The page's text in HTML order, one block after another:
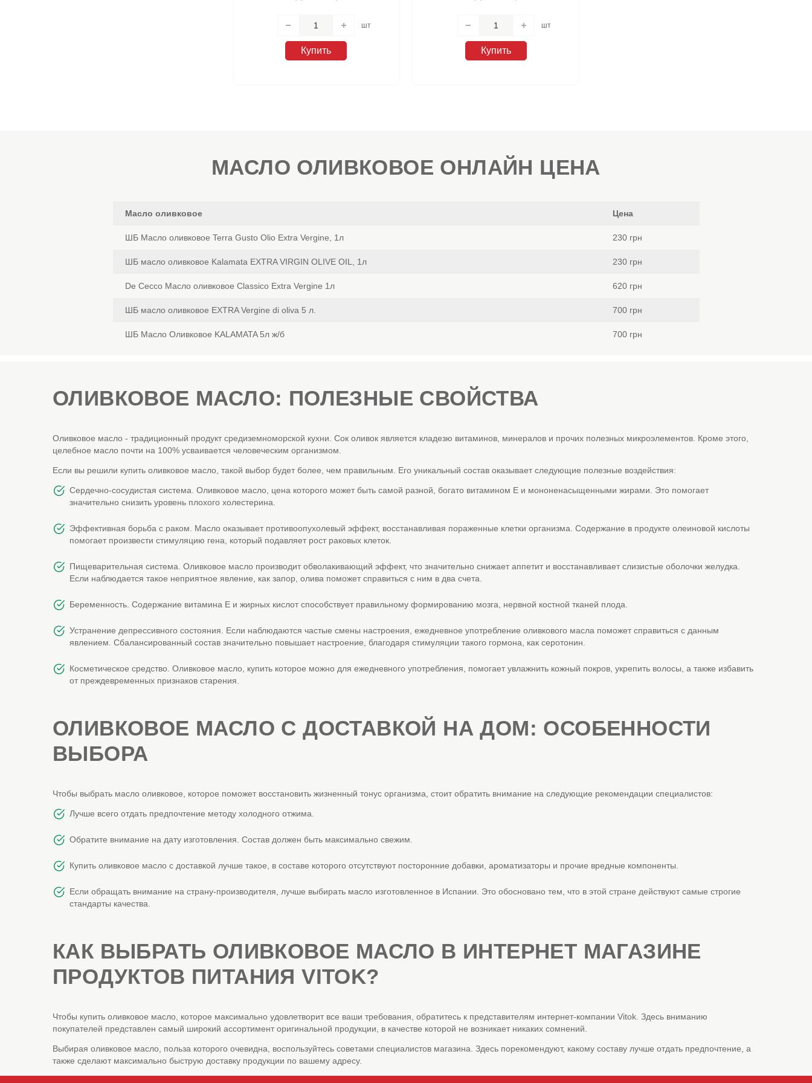
шт
Купить
шт
Купить
МАСЛО ОЛИВКОВОЕ ОНЛАЙН ЦЕНА
Масло оливковое Цена
ШБ Масло оливковое Terra Gusto Olio Extra Vergine, 1л 230 грн
ШБ масло оливковое Kalamata EXTRA VIRGIN OLIVE OIL, 1л 230 грн
De Cecco Масло оливковое Classico Extra Vergine 1л 620 грн
ШБ масло оливковое EXTRA Vergine di oliva 5 л. 700 грн
ШБ Масло Оливковое KALAMATA 5л ж/б 700 грн
ОЛИВКОВОЕ МАСЛО: ПОЛЕЗНЫЕ СВОЙСТВА
Оливковое масло - традиционный продукт средиземноморской кухни. Сок оливок является кладезю витаминов, минералов и прочих полезных микроэлементов. Кроме этого,
целебное масло почти на 100% усваивается человеческим организмом.
Если вы решили купить оливковое масло, такой выбор будет более, чем правильным. Его уникальный состав оказывает следующие полезные воздействия:
Сердечно-сосудистая система. Оливковое масло, цена которого может быть самой разной, богато витамином Е и мононенасыщенными жирами. Это помогает
значительно снизить уровень плохого холестерина.
Эффективная борьба с раком. Масло оказывает противоопухолевый эффект, восстанавливая пораженные клетки организма. Содержание в продукте олеиновой кислоты
помогает произвести стимуляцию гена, который подавляет рост раковых клеток.
Пищеварительная система. Оливковое масло производит обволакивающий эффект, что значительно снижает аппетит и восстанавливает слизистые оболочки желудка.
Если наблюдается такое неприятное явление, как запор, олива поможет справиться с ним в два счета.
Беременность. Содержание витамина Е и жирных кислот способствует правильному формированию мозга, нервной костной тканей плода.
Устранение депрессивного состояния. Если наблюдаются частые смены настроения, ежедневное употребление оливкового масла поможет справиться с данным
явлением. Сбалансированный состав значительно повышает настроение, благодаря стимуляции такого гормона, как серотонин.
Косметическое средство. Оливковое масло, купить которое можно для ежедневного употребления, помогает увлажнить кожный покров, укрепить волосы, а также избавить
от преждевременных признаков старения.
ОЛИВКОВОЕ МАСЛО С ДОСТАВКОЙ НА ДОМ: ОСОБЕННОСТИ
ВЫБОРА
Чтобы выбрать масло оливковое, которое поможет восстановить жизненный тонус организма, стоит обратить внимание на следующие рекомендации специалистов:
Лучше всего отдать предпочтение методу холодного отжима.
Обратите внимание на дату изготовления. Состав должен быть максимально свежим.
Купить оливковое масло с доставкой лучше такое, в составе которого отсутствуют посторонние добавки, ароматизаторы и прочие вредные компоненты.
Если обращать внимание на страну-производителя, лучше выбирать масло изготовленное в Испании. Это обосновано тем, что в этой стране действуют самые строгие
стандарты качества.
КАК ВЫБРАТЬ ОЛИВКОВОЕ МАСЛО В ИНТЕРНЕТ МАГАЗИНЕ
ПРОДУКТОВ ПИТАНИЯ VITOK?
Чтобы купить оливковое масло, которое максимально удовлетворит все ваши требования, обратитесь к представителям интернет-компании Vitok. Здесь вниманию
покупателей представлен самый широкий ассортимент оригинальной продукции, в качестве которой не возникает никаких сомнений.
Выбирая оливковое масло, польза которого очевидна, воспользуйтесь советами специалистов магазина. Здесь порекомендуют, какому составу лучше отдать предпочтение, а
также сделают максимально быструю доставку продукции по вашему адресу.